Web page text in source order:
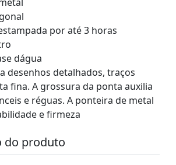
por até 3 horas
dágua
desenhos detalhados, traços
fina. A grossura da ponta auxilia
e réguas. A ponteira de metal
e firmeza
do produto